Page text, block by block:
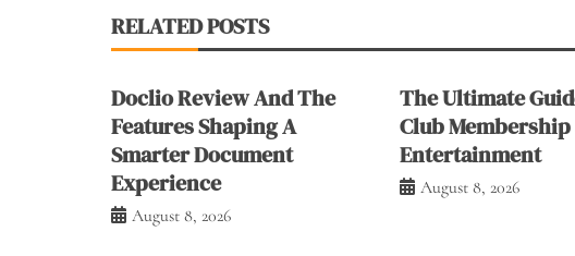
RELATED POSTS
Doclio Review And The
Features Shaping A
Smarter Document
Experience
August 8, 2026
The Ultimate
Club Membership
Entertainment
August 8, 2026